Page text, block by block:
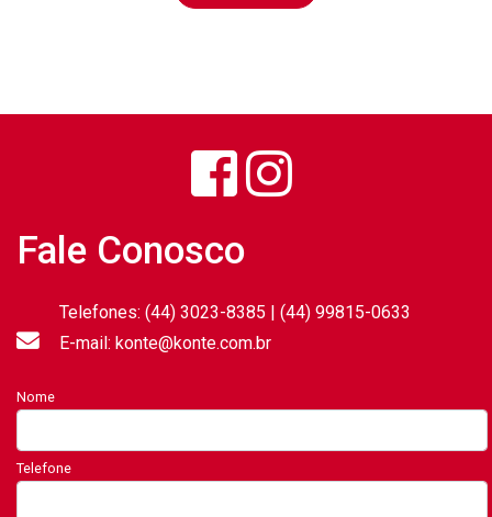
Fale Conosco
Telefones: (44) 3023-8385 | (44) 99815-0633
E-mail: konte@konte.com.br
Nome
Telefone